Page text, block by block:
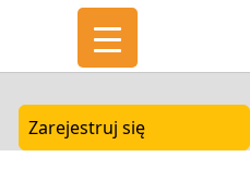
Zarejestruj się